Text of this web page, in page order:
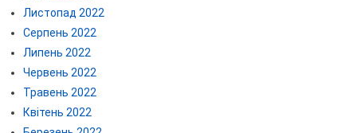
Листопад 2022
Серпень 2022
Липень 2022
Червень 2022
Травень 2022
Квітень 2022